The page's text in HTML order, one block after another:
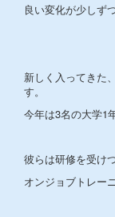
良い変化が少しず
新しく入ってきた
す。
今年は3名の大学1
彼らは研修を受け
オンジョブトレー